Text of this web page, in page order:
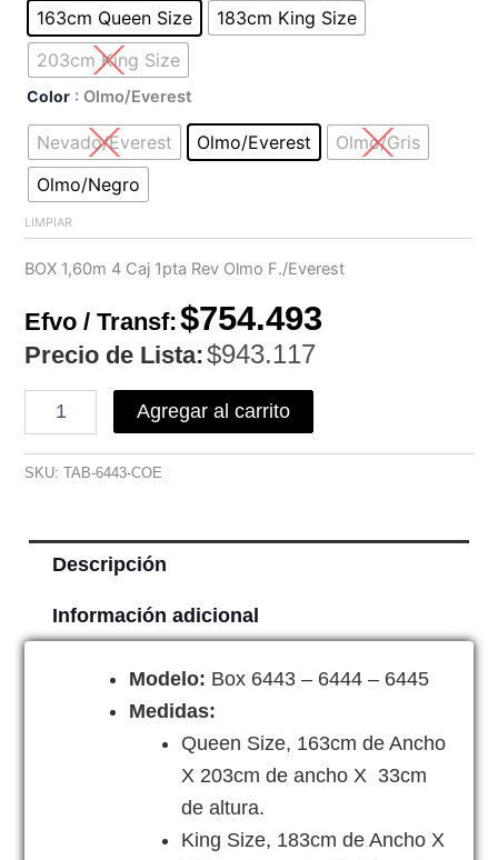
163cm Queen Size
183cm King Size
203cm King Size
Color : Olmo/Everest
Nevado/Everest Olmo/Everest
Olmo/Gris
Olmo/Negro
LIMPIAR
BOX 1,60m 4 Caj 1pta Rev Olmo F./Everest
Efvo / Transf:$754.493
Precio de Lista:$943.117
cama
con
almacenamiento
cantidad
Agregar al carrito
SKU:TAB-6443-COE
Descripción
Información adicional
Modelo: Box 6443 – 6444 – 6445
Medidas:
Queen Size, 163cm de Ancho
X 203cm de ancho X 33cm
de altura.
King Size, 183cm de Ancho X